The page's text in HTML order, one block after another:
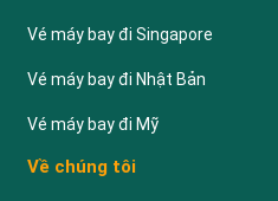
Vé máy bay đi Singapore
Vé máy bay đi Nhật Bản
Vé máy bay đi Mỹ
Về chúng tôi